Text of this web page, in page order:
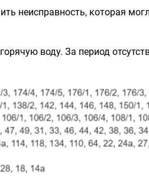
неисправность, которая
воду. За период